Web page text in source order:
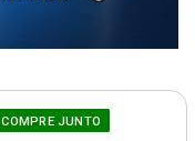
COMPRE JUNTO